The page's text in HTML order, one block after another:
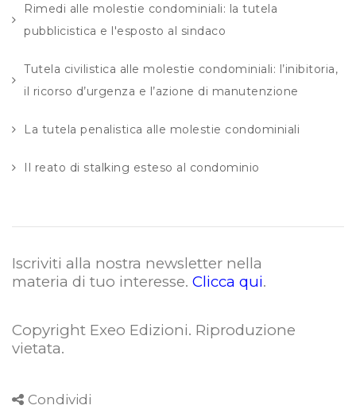
Rimedi alle molestie condominiali: la tutela
pubblicistica e l'esposto al sindaco
Tutela civilistica alle molestie condominiali: l’inibitoria,
il ricorso d’urgenza e l’azione di manutenzione
La tutela penalistica alle molestie condominiali
Il reato di stalking esteso al condominio
Iscriviti alla nostra newsletter nella
materia di tuo interesse. Clicca qui.
Copyright Exeo Edizioni. Riproduzione
vietata.
Condividi